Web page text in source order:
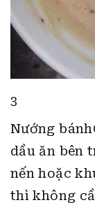
3
Nướng
dầu ăn bên
nến hoặc
thì không